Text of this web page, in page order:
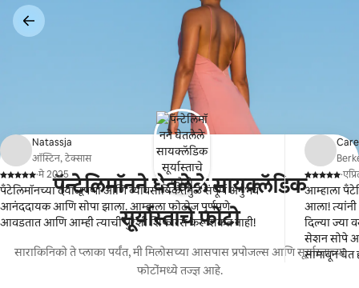
कंटेंटवर
पॅन्टेलिमॉनने घेतलेले सायक्लॅडिक
सूर्यास्ताचे फोटो
साराकिनिको ते प्लाका पर्यंत, मी मिलोसच्या आसपास प्रपोजल्स आणि सूर्यास्ताच्या
फोटोंमध्ये तज्ज्ञ आहे.
Natassja
ऑस्टिन, टेक्सास
,
·मे 2025
पँटेलिमॉनच्या दयाळूपणा आणि व्यावसायिकतेमुळे संपूर्ण अनुभव
आनंददायक आणि सोपा झाला. आम्हाला फोटोज पूर्णपणे
आवडतात आणि आम्ही त्याची पुरेशी शिफारस करू शकत नाही!
,
·
आम्हाला
आला!
दिल्या ज्या
सेशन सोपे
सामावून घेत